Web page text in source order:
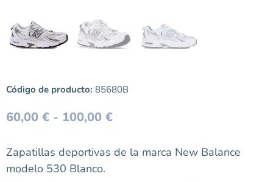
Código de producto: 85680B
60,00 € - 100,00 €
Zapatillas deportivas de la marca New Balance
modelo 530 Blanco.